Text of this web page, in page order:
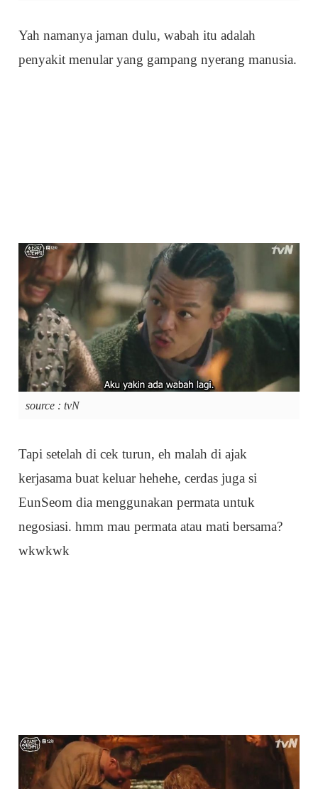
Yah namanya jaman dulu, wabah itu adalah
penyakit menular yang gampang nyerang manusia.
source : tvN
Tapi setelah di cek turun, eh malah di ajak
kerjasama buat keluar hehehe, cerdas juga si
EunSeom dia menggunakan permata untuk
negosiasi. hmm mau permata atau mati bersama?
wkwkwk